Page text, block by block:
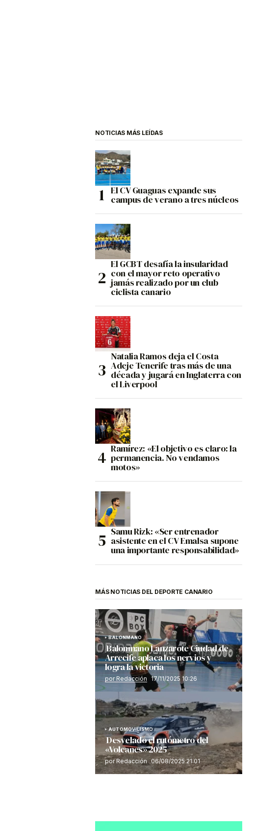
NOTICIAS MÁS LEÍDAS
El CV Guaguas expande sus
campus de verano a tres núcleos
El GCBT desafía la insularidad
con el mayor reto operativo
jamás realizado por un club
ciclista canario
Natalia Ramos deja el Costa
Adeje Tenerife tras más de una
década y jugará en Inglaterra con
el Liverpool
Ramírez: «El objetivo es claro: la
permanencia. No vendamos
motos»
Samu Rizk: «Ser entrenador
asistente en el CV Emalsa supone
una importante responsabilidad»
MÁS NOTICIAS DEL DEPORTE CANARIO
BALONMANO
Balonmano Lanzarote Ciudad de
Arrecife aplaca los nervios y
logra la victoria
por Redacción 17/11/2025 10:26
AUTOMOVILISMO
Desvelado el rutómetro del
«Volcanes» 2025
por Redacción 06/08/2025 21:01